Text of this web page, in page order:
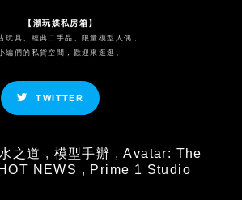
【潮玩媒私房箱】
玩具、經典二手品、限量模型人偶，
編們的私貨空間，歡迎來逛逛。
TWITTER
之道 , 模型手辦 ,Avatar: The
HOT NEWS , Prime 1 Studio